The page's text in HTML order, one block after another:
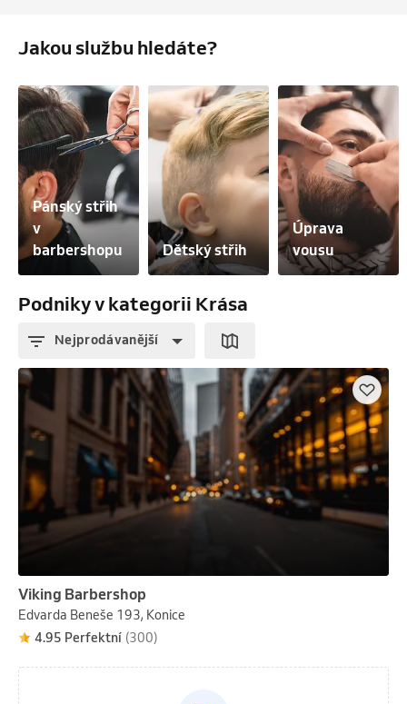
Jakou službu hledáte?
Pánský střih
v
barbershopu
Dětský střih
Úprava
vousu
Podniky v kategorii Krása
Nejprodávanější
Viking Barbershop
Edvarda Beneše 193, Konice
4.95 Perfektní (300)